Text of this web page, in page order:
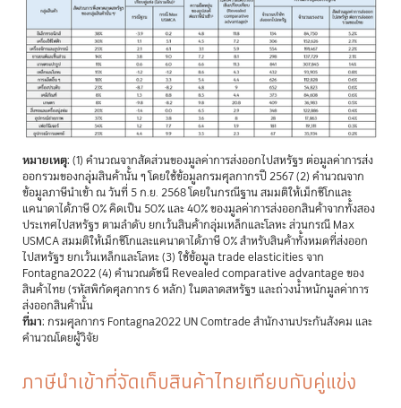
หมายเหตุ: (1) คำนวณจากสัดส่วนของมูลค่าการส่งออกไปสหรัฐฯ ต่อมูลค่าการส่ง
ออกรวมของกลุ่มสินค้านั้น ๆ โดยใช้ข้อมูลกรมศุลกากรปี 2567 (2) คำนวณจาก
ข้อมูลภาษีนำเข้า ณ วันที่ 5 ก.ย. 2568 โดยในกรณีฐาน สมมติให้เม็กซิโกและ
แคนาดาได้ภาษี 0% คิดเป็น 50% และ 40% ของมูลค่าการส่งออกสินค้าจากทั้งสอง
ประเทศไปสหรัฐฯ ตามลำดับ ยกเว้นสินค้ากลุ่มเหล็กและโลหะ ส่วนกรณี Max
USMCA สมมติให้เม็กซิโกและแคนาดาได้ภาษี 0% สำหรับสินค้าทั้งหมดที่ส่งออก
ไปสหรัฐฯ ยกเว้นเหล็กและโลหะ (3) ใช้ข้อมูล trade elasticities จาก
Fontagna2022(4) คำนวณดัชนี Revealed comparative advantage ของ
สินค้าไทย (รหัสพิกัดศุลกากร 6 หลัก) ในตลาดสหรัฐฯ และถ่วงน้ำหนักมูลค่าการ
ส่งออกสินค้านั้น
ที่มา: กรมศุลกากร Fontagna2022 UN Comtrade สำนักงานประกันสังคม และ
คำนวณโดยผู้วิจัย
ภาษีนำเข้าที่จัดเก็บสินค้าไทยเทียบกับคู่แข่ง